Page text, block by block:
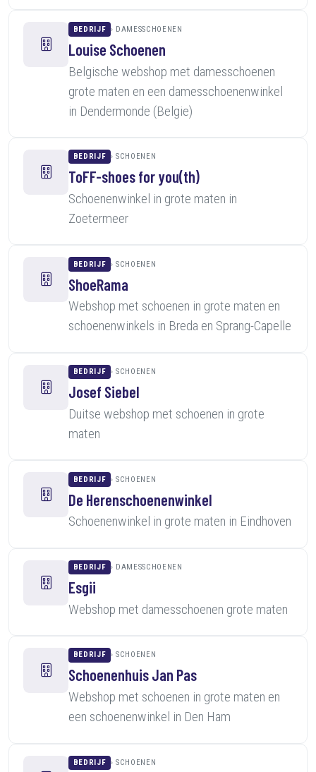
BEDRIJF DAMESSCHOENEN
Louise Schoenen
Belgische webshop met damesschoenen
grote maten en een damesschoenenwinkel
in Dendermonde (Belgie)
BEDRIJF SCHOENEN
ToFF-shoes for you(th)
Schoenenwinkel in grote maten in
Zoetermeer
BEDRIJF SCHOENEN
ShoeRama
Webshop met schoenen in grote maten en
schoenenwinkels in Breda en Sprang-Capelle
BEDRIJF SCHOENEN
Josef Siebel
Duitse webshop met schoenen in grote
maten
BEDRIJF SCHOENEN
De Herenschoenenwinkel
Schoenenwinkel in grote maten in Eindhoven
BEDRIJF DAMESSCHOENEN
Esgii
Webshop met damesschoenen grote maten
BEDRIJF SCHOENEN
Schoenenhuis Jan Pas
Webshop met schoenen in grote maten en
een schoenenwinkel in Den Ham
BEDRIJF SCHOENEN